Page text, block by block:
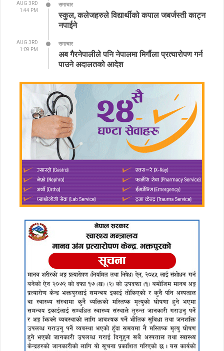
AUG 3RD
1:44 PM
समाचार
स्कुल, कलेजहरुले विद्यार्थीको कपाल जबर्जस्ती काट्न
नपाईने
AUG 3RD
1:09 PM
समाचार
अब गैरनेपालीले पनि नेपालमा मिर्गौला प्रत्यारोपण गर्न
पाउने अदालतको आदेश